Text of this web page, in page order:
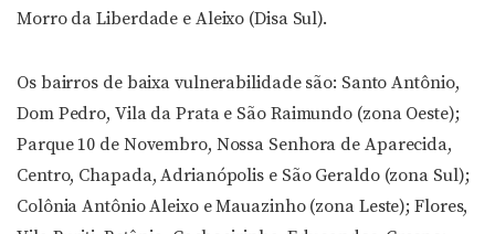
Morro da Liberdade e Aleixo (Disa Sul).
Os bairros de baixa vulnerabilidade são: Santo Antônio,
Dom Pedro, Vila da Prata e São Raimundo (zona Oeste);
Parque 10 de Novembro, Nossa Senhora de Aparecida,
Centro, Chapada, Adrianópolis e São Geraldo (zona Sul);
Colônia Antônio Aleixo e Mauazinho (zona Leste); Flores,